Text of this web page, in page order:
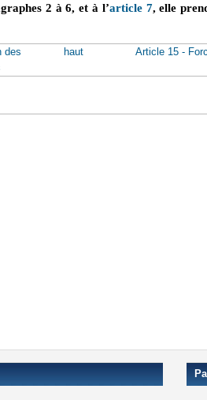
2 à 6, et à l’article 7, elle
des
haut Article 15 -